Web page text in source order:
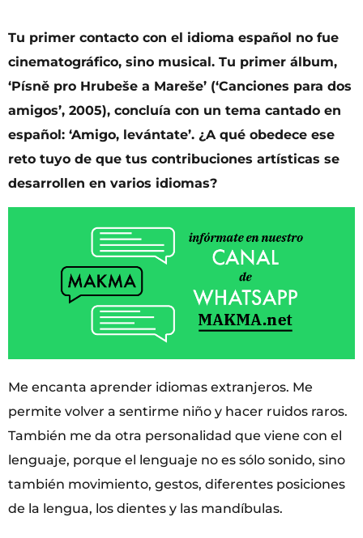
Tu primer contacto con el idioma español no fue
cinematográfico, sino musical. Tu primer álbum,
‘Písně pro Hrubeše a Mareše’ (‘Canciones para dos
amigos’, 2005), concluía con un tema cantado en
español: ‘Amigo, levántate’. ¿A qué obedece ese
reto tuyo de que tus contribuciones artísticas se
desarrollen en varios idiomas?
Me encanta aprender idiomas extranjeros. Me
permite volver a sentirme niño y hacer ruidos raros.
También me da otra personalidad que viene con el
lenguaje, porque el lenguaje no es sólo sonido, sino
también movimiento, gestos, diferentes posiciones
de la lengua, los dientes y las mandíbulas.